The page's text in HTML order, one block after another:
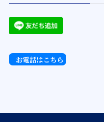
お電話はこちら